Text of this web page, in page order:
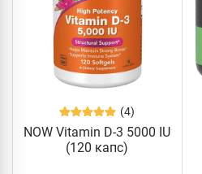
(4)
NOW Vitamin D-3 5000 IU
(120 капс)